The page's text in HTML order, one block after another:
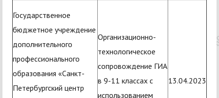
Государственное
бюджетное учреждение
дополнительного
профессионального
образования «Санкт-
Петербургский центр
Организационно-
технологическое
сопровождение ГИА
в 9-11 классах с
использованием
13.04.2023